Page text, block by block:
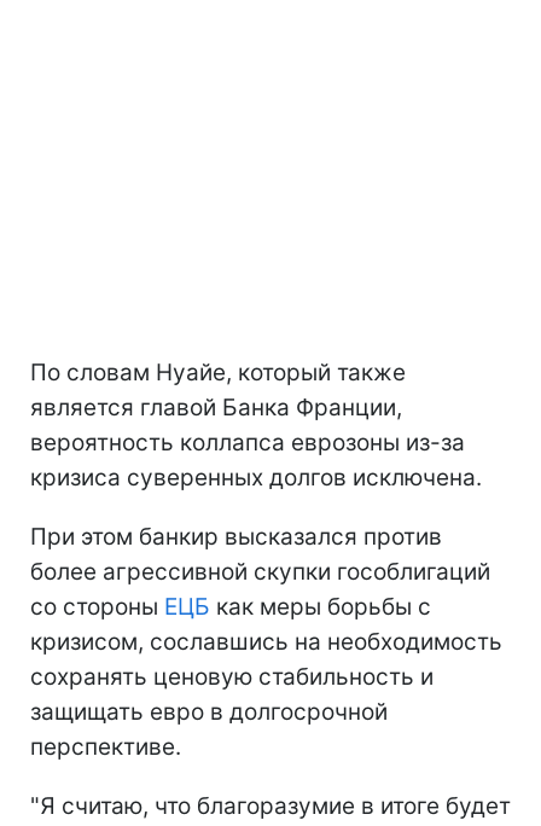
По словам Нуайе, который также
является главой Банка Франции,
вероятность коллапса еврозоны из-за
кризиса суверенных долгов исключена.
При этом банкир высказался против
более агрессивной скупки гособлигаций
со стороны ЕЦБ как меры борьбы с
кризисом, сославшись на необходимость
сохранять ценовую стабильность и
защищать евро в долгосрочной
перспективе.
"Я считаю, что благоразумие в итоге будет